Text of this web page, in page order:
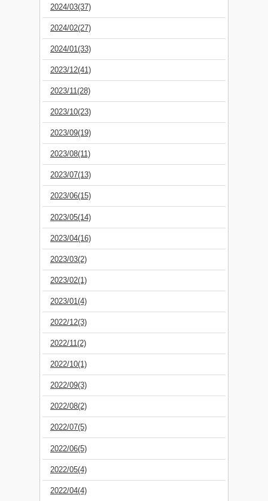
2024/03(37)
2024/02(27)
2024/01(33)
2023/12(41)
2023/11(28)
2023/10(23)
2023/09(19)
2023/08(11)
2023/07(13)
2023/06(15)
2023/05(14)
2023/04(16)
2023/03(2)
2023/02(1)
2023/01(4)
2022/12(3)
2022/11(2)
2022/10(1)
2022/09(3)
2022/08(2)
2022/07(5)
2022/06(5)
2022/05(4)
2022/04(4)